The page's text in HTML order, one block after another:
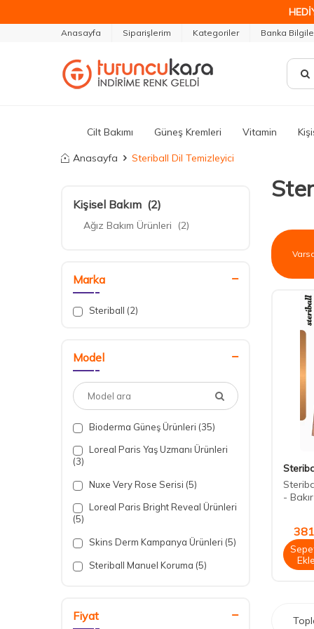
Anasayfa Siparişlerim Kategoriler Banka
Cilt Bakımı Güneş Kremleri Vitamin
Anasayfa Steriball Dil Temizleyici
Kişisel Bakım (2)
Ağız Bakım Ürünleri (2)
Marka
Steriball (2)
Model
Bioderma Güneş Ürünleri (35)
Loreal Paris Yaş Uzmanı Ürünleri
(3)
Nuxe Very Rose Serisi (5)
Loreal Paris Bright Reveal Ürünleri
(5)
Skins Derm Kampanya Ürünleri (5)
Steriball Manuel Koruma (5)
Bioxcin Forte Ürünleri
Fiyat
- Bakır
Ekle